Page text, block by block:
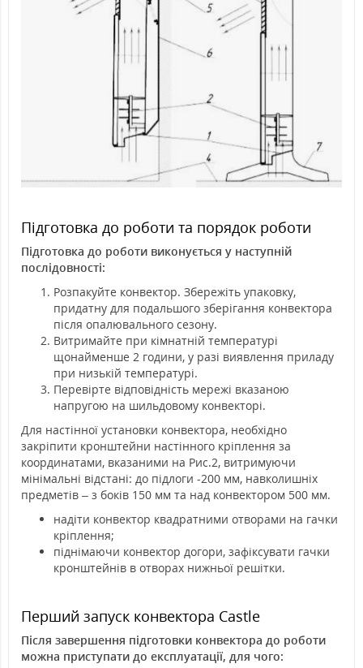
Підготовка до роботи та порядок роботи
Підготовка до роботи виконується у наступній
послідовності:
Розпакуйте конвектор. Збережіть упаковку,
придатну для подальшого зберігання конвектора
після опалювального сезону.
Витримайте при кімнатній температурі
щонайменше 2 години, у разі виявлення приладу
при низькій температурі.
Перевірте відповідність мережі вказаною
напругою на шильдовому конвекторі.
Для настінної установки конвектора, необхідно
закріпити кронштейни настінного кріплення за
координатами, вказаними на Рис.2, витримуючи
мінімальні відстані: до підлоги -200 мм, навколишніх
предметів – з боків 150 мм та над конвектором 500 мм.
надіти конвектор квадратними отворами на гачки
кріплення;
піднімаючи конвектор догори, зафіксувати гачки
кронштейнів в отворах нижньої решітки.
Перший запуск конвектора Castle
Після завершення підготовки конвектора до роботи
можна приступати до експлуатації, для чого: